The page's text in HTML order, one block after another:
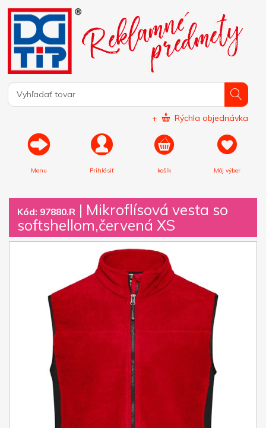
+ Rýchla objednávka
Menu Prihlásiť košík Môj výber
Kód: 97880.R | Mikroflísová vesta so
softshellom,červená XS